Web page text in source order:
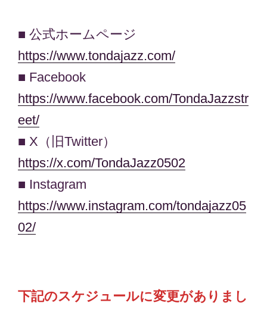
■ 公式ホームページ
https://www.tondajazz.com/
■ Facebook
https://www.facebook.com/TondaJazzstr
eet/
■ X（旧Twitter）
https://x.com/TondaJazz0502
■ Instagram
https://www.instagram.com/tondajazz05
02/
下記のスケジュールに変更がありまし